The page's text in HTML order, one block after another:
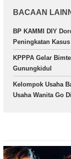
BACAAN
BP KAMMI DIY
Peningkatan
KPPPA Gelar
Gunungkidul
Kelompok Usaha
Usaha Wanita Go